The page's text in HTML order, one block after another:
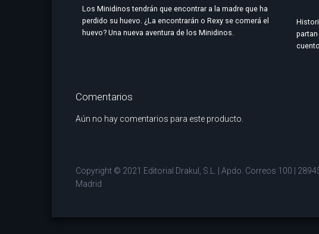
Los Minidinos tendrán que encontrar a la madre que ha
perdido su huevo. ¿La encontrarán o Rexy se comerá el
huevo? Una nueva aventura de los Minidinos.
Comentarios
Aún no hay comentarios para este producto.
Copyright © 2021 Editorial Drakul, S.L. | Apdo. Correos 100 |
Madrid